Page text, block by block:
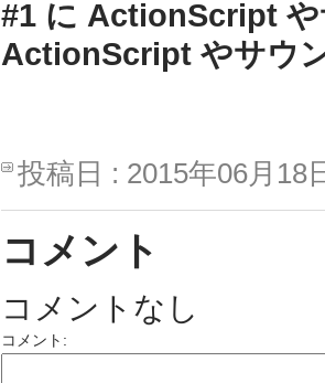
#1 に ActionScript や
ActionScript やサウ
投稿日 : 2015年06月
コメント
コメントなし
コメント: